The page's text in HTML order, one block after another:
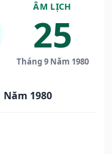
ÂM LỊCH
25
Tháng 9 Năm 1980
1980